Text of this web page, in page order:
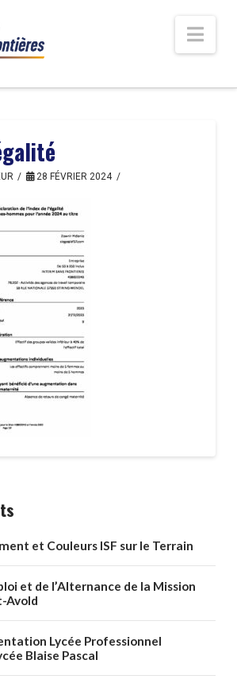
28 FÉVRIER 2024
et Couleurs ISF sur le Terrain
et de l’Alternance de la Mission
Avold
Lycée Professionnel
Blaise Pascal